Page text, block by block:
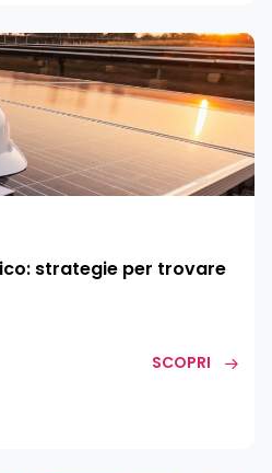
strategie per trovare
SCOPRI